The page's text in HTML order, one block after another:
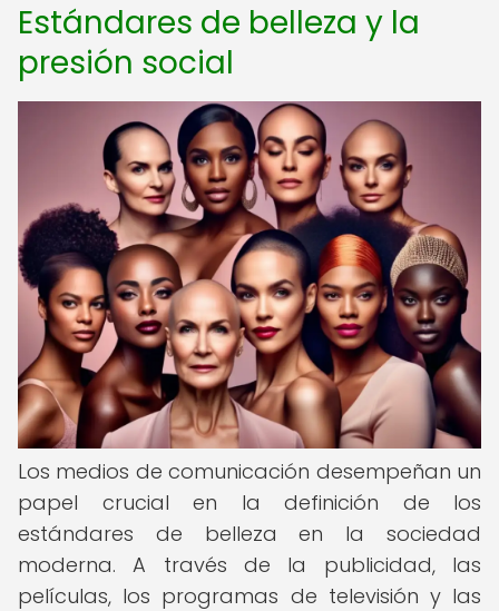
Estándares de belleza y la
presión social
Los medios de comunicación desempeñan un
papel crucial en la definición de los
estándares de belleza en la sociedad
moderna. A través de la publicidad, las
películas, los programas de televisión y las